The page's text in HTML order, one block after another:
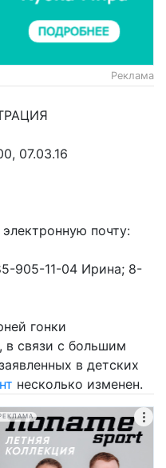
Реклама
07.03.16
почту:
905-11-04 Ирина; 8-
гонки
в связи с большим
в детских
несколько изменен.